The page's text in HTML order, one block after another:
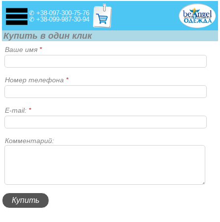
✆ +38-097-300-75-76
✆ +38-099-987-30-94
Купить в один клик
Ваше имя *
Номер телефона *
E-mail: *
Комментарий: